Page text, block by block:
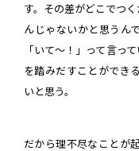
す。その差がどこでつ
んじゃないかと思うん
「いて～！」って言っ
を踏みだすことができ
いと思う。
だから理不尽なことが